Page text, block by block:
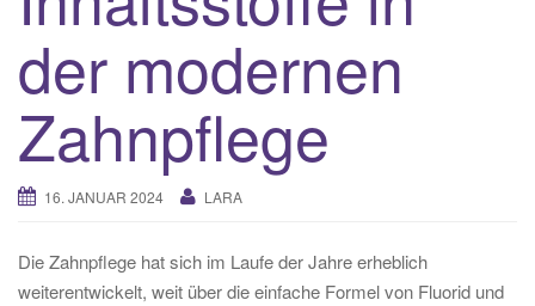
der modernen
Zahnpflege
16. JANUAR 2024 LARA
Die Zahnpflege hat sich im Laufe der Jahre erheblich
weiterentwickelt, weit über die einfache Formel von Fluorid und